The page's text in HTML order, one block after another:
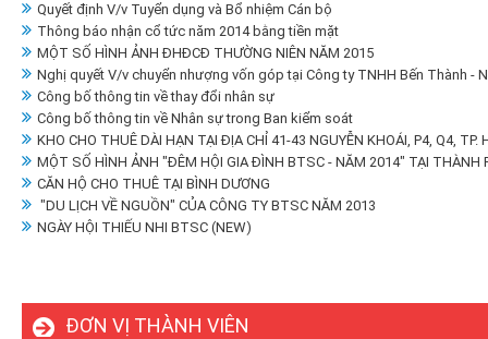
Quyết định V/v Tuyển dụng và Bổ nhiệm Cán bộ
Thông báo nhận cổ tức năm 2014 bằng tiền mặt
MỘT SỐ HÌNH ẢNH ĐHĐCĐ THƯỜNG NIÊN NĂM 2015
Nghị quyết V/v chuyển nhượng vốn góp tại Công ty TNHH Bến Thành -
Công bố thông tin về thay đổi nhân sự
Công bố thông tin về Nhân sự trong Ban kiểm soát
KHO CHO THUÊ DÀI HẠN TẠI ĐỊA CHỈ 41-43 NGUYỄN KHOÁI, P4, Q4, TP.
MỘT SỐ HÌNH ẢNH "ĐÊM HỘI GIA ĐÌNH BTSC - NĂM 2014" TẠI THÀNH
CĂN HỘ CHO THUÊ TẠI BÌNH DƯƠNG
"DU LỊCH VỀ NGUỒN" CỦA CÔNG TY BTSC NĂM 2013
NGÀY HỘI THIẾU NHI BTSC (NEW)
ĐƠN VỊ THÀNH VIÊN